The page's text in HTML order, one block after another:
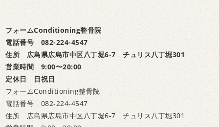
フォームConditioning整骨院
電話番号 082-224-4547
住所 広島県広島市中区八丁堀6-7 チュリス八丁堀301
営業時間 9:00〜20:00
定休日 日祝日
フォームConditioning整骨院
電話番号 082-224-4547
住所 広島県広島市中区八丁堀6-7 チュリス八丁堀301